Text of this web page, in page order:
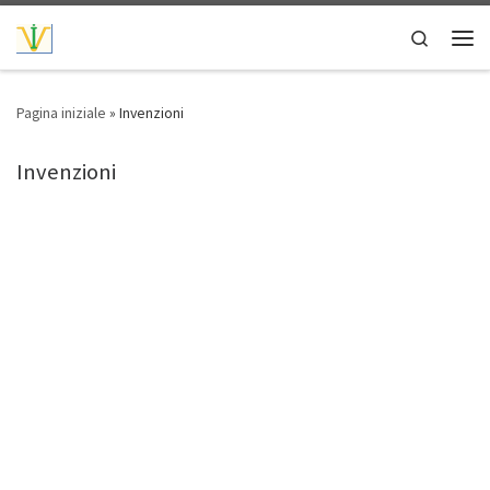
Passa al contenuto
Search
Pagina iniziale » Invenzioni
Invenzioni